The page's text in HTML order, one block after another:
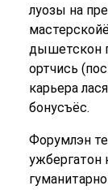
луозы на
дышетскон
ортчись
карьера
бонусъёс.
Форумлэн
ужбергатон